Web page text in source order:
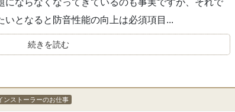
にならなくなってきているのも事実ですが、それで
いとなると防音性能の向上は必須項目...
続きを読む
ンストーラーのお仕事